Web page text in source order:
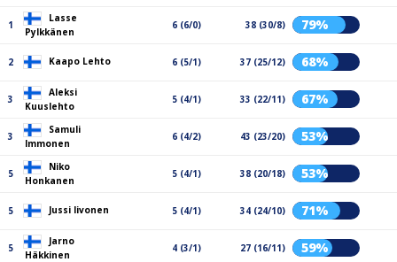
1
Lasse
Pylkkänen
6 (6/0) 38 (30/8) 79%
2 Kaapo Lehto 6 (5/1) 37 (25/12) 68%
3
Aleksi
Kuuslehto
5 (4/1) 33 (22/11) 67%
3
Samuli
Immonen
6 (4/2) 43 (23/20) 53%
5
Niko
Honkanen
5 (4/1) 38 (20/18) 53%
5 Jussi Iivonen 5 (4/1) 34 (24/10) 71%
5
Jarno
Häkkinen
4 (3/1) 27 (16/11) 59%